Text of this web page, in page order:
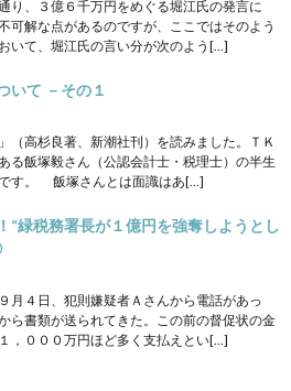
り、３億６千万円をめぐる堀江氏の発言に
可解な点があるのですが、ここではそのよう
いて、堀江氏の言い分が次のよう[…]
いて －その１
（高杉良著、新潮社刊）を読みました。ＴＫ
る飯塚毅さん（公認会計士・税理士）の半生
す。 飯塚さんとは面識はあ[…]
“緑税務署長が１億円を強奪しようとし
月４日、犯則嫌疑者Ａさんから電話があっ
ら書類が送られてきた。この前の督促状の金
，０００万円ほど多く支払えとい[…]